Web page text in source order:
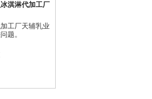
淇淋代加工厂
工厂天辅乳业
题。